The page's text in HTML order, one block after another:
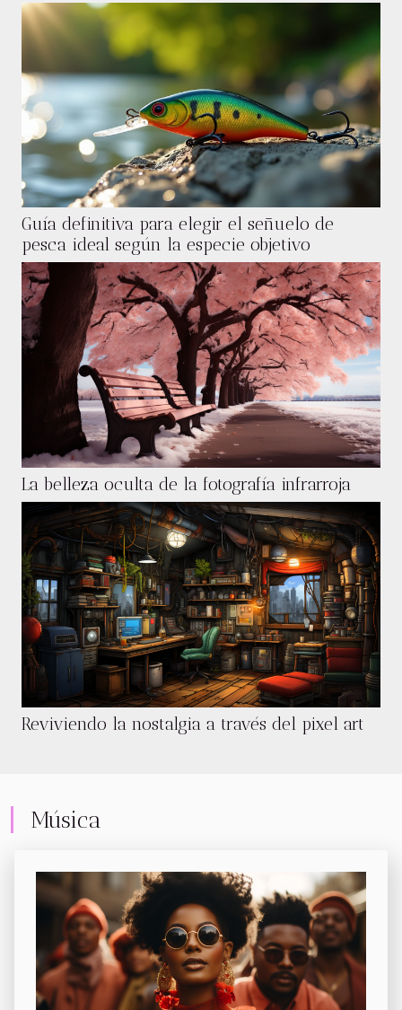
Guía definitiva para elegir el señuelo de
pesca ideal según la especie objetivo
La belleza oculta de la fotografía infrarroja
Reviviendo la nostalgia a través del pixel art
Música